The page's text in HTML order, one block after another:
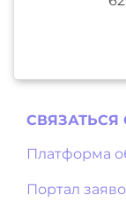
СВЯЗАТЬСЯ
Платформа
Портал